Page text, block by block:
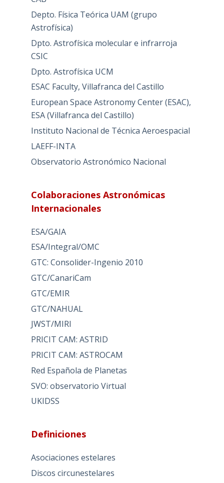
Depto. Física Teórica UAM (grupo
Astrofísica)
Dpto. Astrofísica molecular e infrarroja
CSIC
Dpto. Astrofísica UCM
ESAC Faculty, Villafranca del Castillo
European Space Astronomy Center (ESAC),
ESA (Villafranca del Castillo)
Instituto Nacional de Técnica Aeroespacial
LAEFF-INTA
Observatorio Astronómico Nacional
Colaboraciones Astronómicas
Internacionales
ESA/GAIA
ESA/Integral/OMC
GTC: Consolider-Ingenio 2010
GTC/CanariCam
GTC/EMIR
GTC/NAHUAL
JWST/MIRI
PRICIT CAM: ASTRID
PRICIT CAM: ASTROCAM
Red Española de Planetas
SVO: observatorio Virtual
UKIDSS
Definiciones
Asociaciones estelares
Discos circunestelares